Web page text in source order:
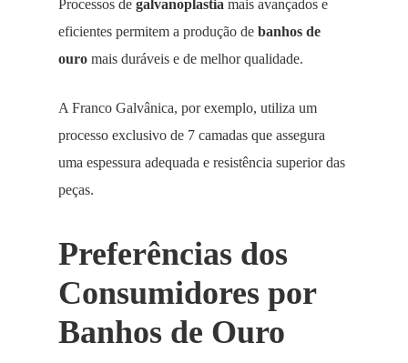
Processos de galvanoplastia mais avançados e
eficientes permitem a produção de banhos de
ouro mais duráveis e de melhor qualidade.
A Franco Galvânica, por exemplo, utiliza um
processo exclusivo de 7 camadas que assegura
uma espessura adequada e resistência superior das
peças.
Preferências dos
Consumidores por
Banhos de Ouro